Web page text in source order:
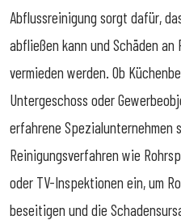
Abflussreinigung sorgt dafür,
abfließen kann und Schäden an
vermieden werden. Ob
Untergeschoss oder
erfahrene Spezialunternehmen
Reinigungsverfahren wie
oder TV-Inspektionen ein, um
beseitigen und die